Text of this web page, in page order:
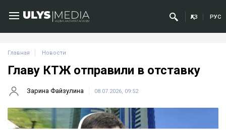
ҚАЗ РУС
Главная Новости
Главу КТЖ отправили в отставку
Зарина Файзулина 08.07.2026, 09:52